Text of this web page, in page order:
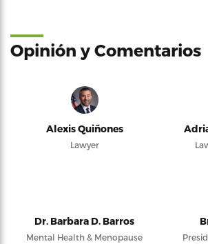
Opinión y Comentarios
Alexis Quiñones
Lawyer
Dr. Barbara D. Barros
Mental Health & Menopause